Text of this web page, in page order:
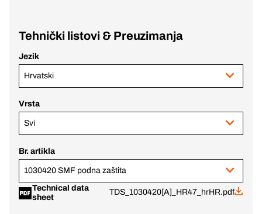
Tehnički listovi & Preuzimanja
Jezik
Hrvatski
Vrsta
Svi
Br. artikla
1030420 SMF podna zaštita
Technical data
sheet
TDS_1030420[A]_HR47_hrHR.pdf